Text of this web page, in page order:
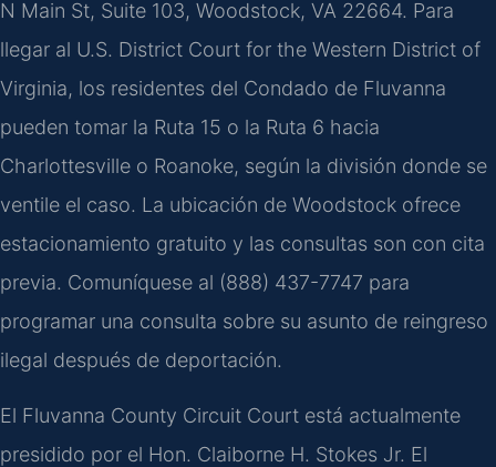
N Main St, Suite 103, Woodstock, VA 22664. Para
llegar al U.S. District Court for the Western District of
Virginia, los residentes del Condado de Fluvanna
pueden tomar la Ruta 15 o la Ruta 6 hacia
Charlottesville o Roanoke, según la división donde se
ventile el caso. La ubicación de Woodstock ofrece
estacionamiento gratuito y las consultas son con cita
previa. Comuníquese al (888) 437-7747 para
programar una consulta sobre su asunto de reingreso
ilegal después de deportación.
El Fluvanna County Circuit Court está actualmente
presidido por el Hon. Claiborne H. Stokes Jr. El